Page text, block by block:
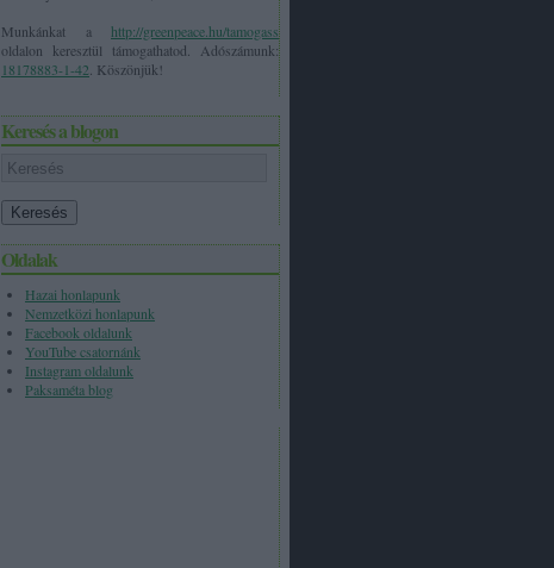
Munkánkat a http://greenpeace.hu/tamogass
oldalon keresztül támogathatod. Adószámunk:
18178883-1-42 . Köszönjük!
Keresés a blogon
Oldalak
Hazai honlapunk
Nemzetközi honlapunk
Facebook oldalunk
YouTube csatornánk
Instagram oldalunk
Paksaméta blog